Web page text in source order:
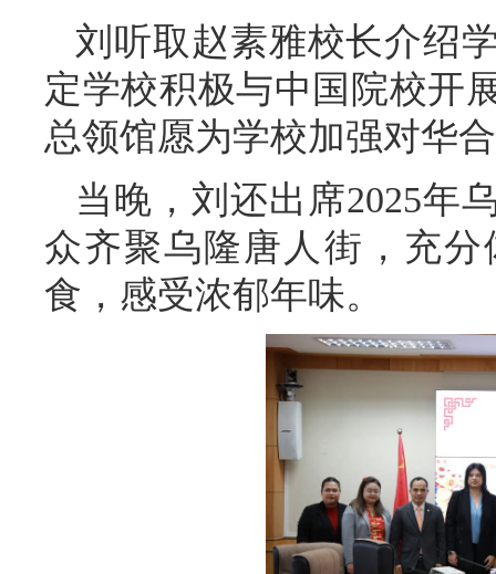
刘听取赵素雅校长介绍
定学校积极与中国院校开
总领馆愿为学校加强对华
当晚，刘还出席2025年
众齐聚乌隆唐人街，充
食，感受浓郁年味。